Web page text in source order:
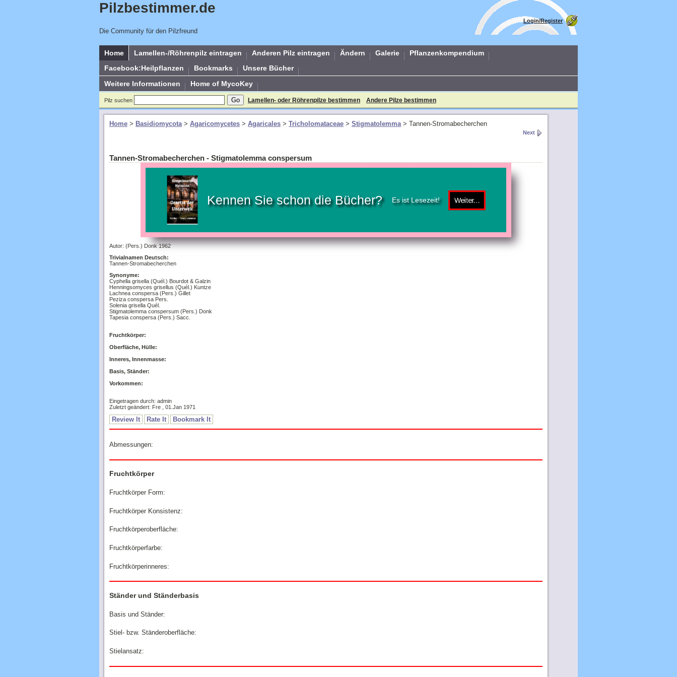
Login/Register
Pilzbestimmer.de
Die Community für den Pilzfreund
Home Lamellen-/Röhrenpilz eintragen Anderen Pilz eintragen Ändern Galerie
Pflanzenkompendium
Facebook:Heilpflanzen
Bookmarks
Unsere Bücher
Weitere Informationen
Home of MycoKey
Pilz suchen Lamellen- oder Röhrenpilze bestimmen Andere Pilze bestimmen
Home > Basidiomycota> Agaricomycetes > Agaricales > Tricholomataceae > Stigmatolemma> Tannen-Stromabecherchen
Next
Tannen-Stromabecherchen - Stigmatolemma conspersum
Kennen Sie schon die Bücher? Es ist Lesezeit!
Autor: (Pers.) Donk 1962
Trivialnamen Deutsch:
Tannen-Stromabecherchen
Synonyme:
Cyphella grisella (Quél.) Bourdot & Galzin
Henningsomyces grisellus (Quél.) Kuntze
Lachnea conspersa (Pers.) Gillet
Peziza conspersa Pers.
Solenia grisella Quél.
Stigmatolemma conspersum (Pers.) Donk
Tapesia conspersa (Pers.) Sacc.
Fruchtkörper:
Oberfläche, Hülle:
Inneres, Innenmasse:
Basis, Ständer:
Vorkommen:
Eingetragen durch: admin
Zuletzt geändert: Fre , 01.Jan 1971
Review It Rate It Bookmark It
Abmessungen:
Fruchtkörper
Fruchtkörper Form:
Fruchtkörper Konsistenz:
Fruchtkörperoberfläche:
Fruchtkörperfarbe:
Fruchtkörperinneres:
Ständer und Ständerbasis
Basis und Ständer:
Stiel- bzw. Ständeroberfläche:
Stielansatz: